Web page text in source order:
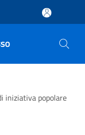
iniziativa popolare